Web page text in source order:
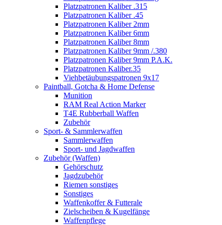
Platzpatronen Kaliber .315
Platzpatronen Kaliber .45
Platzpatronen Kaliber 2mm
Platzpatronen Kaliber 6mm
Platzpatronen Kaliber 8mm
Platzpatronen Kaliber 9mm /.380
Platzpatronen Kaliber 9mm P.A.K.
Platzpatronen Kaliber.35
Viehbetäubungspatronen 9x17
Paintball, Gotcha & Home Defense
Munition
RAM Real Action Marker
T4E Rubberball Waffen
Zubehör
Sport- & Sammlerwaffen
Sammlerwaffen
Sport- und Jagdwaffen
Zubehör (Waffen)
Gehörschutz
Jagdzubehör
Riemen sonstiges
Sonstiges
Waffenkoffer & Futterale
Zielscheiben & Kugelfänge
Waffenpflege